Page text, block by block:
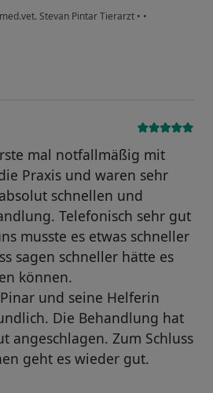
Stevan Pintar Tierarzt • •
mal notfallmäßig mit
Praxis und waren sehr
schnellen und
Telefonisch sehr gut
musste es etwas schneller
sagen schneller hätte es
können.
und seine Helferin
Die Behandlung hat
angeschlagen. Zum Schluss
geht es wieder gut.